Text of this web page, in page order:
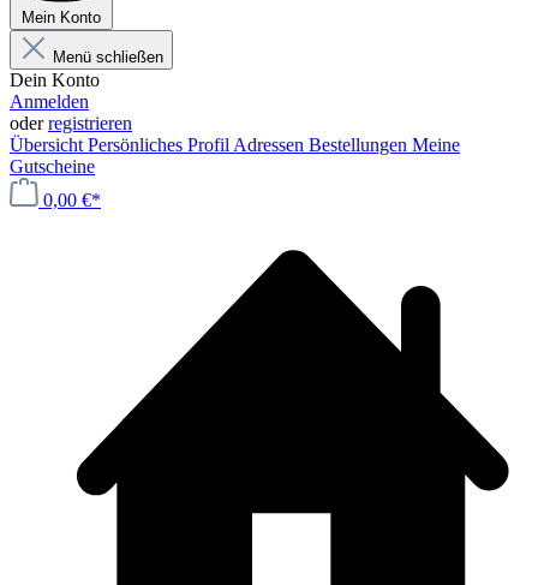
Mein Konto
Menü schließen
Dein Konto
Anmelden
oderregistrieren
Übersicht Persönliches Profil Adressen Bestellungen Meine
Gutscheine
0,00 €*